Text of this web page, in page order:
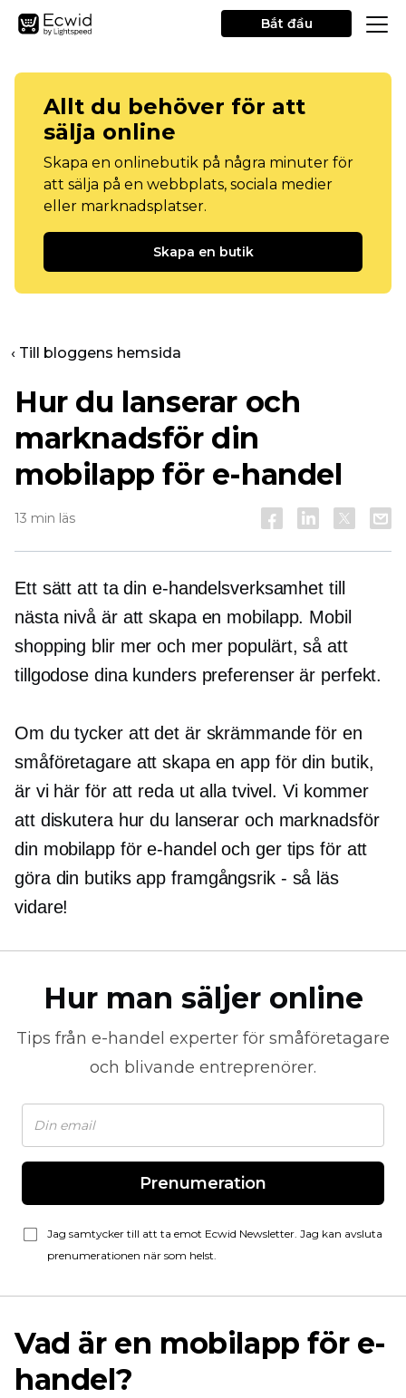
Bắt đầu
Allt du behöver för att
sälja online
Skapa en onlinebutik på några minuter för
att sälja på en webbplats, sociala medier
eller marknadsplatser.
Skapa en butik
‹ Till bloggens hemsida
Hur du lanserar och
marknadsför din
mobilapp för e-handel
13 min läs
Ett sätt att ta din e-handelsverksamhet till
nästa nivå är att skapa en mobilapp. Mobil
shopping blir mer och mer populärt, så att
tillgodose dina kunders preferenser är perfekt.
Om du tycker att det är skrämmande för en
småföretagare att skapa en app för din butik,
är vi här för att reda ut alla tvivel. Vi kommer
att diskutera hur du lanserar och marknadsför
din mobilapp för e-handel och ger tips för att
göra din butiks app framgångsrik - så läs
vidare!
Hur man säljer online
Tips från e-handel experter för småföretagare
och blivande entreprenörer.
Prenumeration
Jag samtycker till att ta emot Ecwid Newsletter. Jag kan avsluta
prenumerationen när som helst.
Vad är en mobilapp för e-
handel?